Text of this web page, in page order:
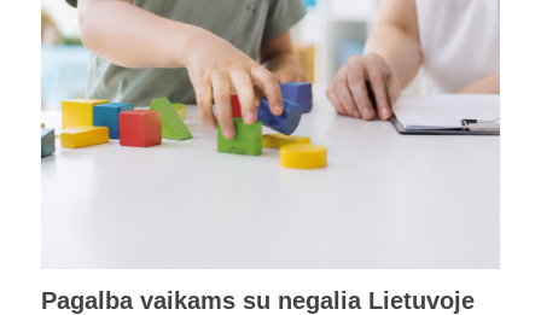
Pagalba vaikams su negalia Lietuvoje